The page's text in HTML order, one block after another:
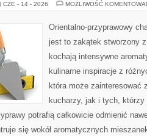
CZE - 14 - 2026 MOŻLIWOŚĆ
Orientalno-przyprawowy
jest to zakątek stworzony
kochają intensywne
kulinarne inspiracje z
która może zainteresować
kucharzy, jak i tych, którzy
potrafią całkowicie odmienić
się wokół aromatycznych